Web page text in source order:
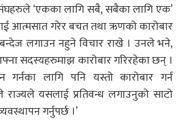
‘एकका लागि सबै, सबैका लागि एक’
आत्मसात गरेर बचत तथा ऋणको कारोबार
लगाउन नहुने विचार राखे । उनले भने,
सदस्यहरुमाझ कारोबार गरिरहेका छन् ।
गर्नका लागि पनि यस्तो कारोबार गर्न
यसलाई प्रतिवन्ध लगाउनुको साटो
गर्नुपर्छ ।’